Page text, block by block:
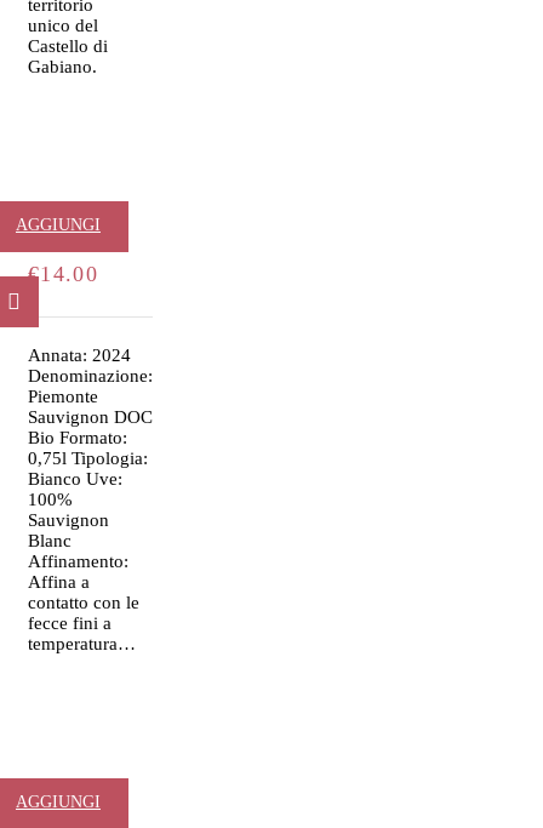
territorio
unico del
Castello di
Gabiano.
Corte
€14.00
AGGIUNGI
AL
CARRELLO
Annata: 2024
Denominazione:
Piemonte
Sauvignon DOC
Bio Formato:
0,75l Tipologia:
Bianco Uve:
100%
Sauvignon
Blanc
Affinamento:
Affina a
contatto con le
fecce fini a
temperatura…
Bianchetta
AGGIUNGI